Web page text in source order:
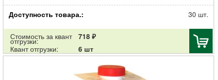
Очиститель Доктор Робик 409 выгребных ям 798мл
Доступность товара.: 30 шт.
Стоимость за квант
отгрузки:
718 ₽
Квант отгрузки:
6 шт